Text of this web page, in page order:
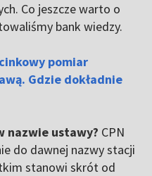
Co jeszcze warto o
bank wiedzy.
pomiar
Gdzie dokładnie
nazwie ustawy? CPN
do dawnej nazwy stacji
stanowi skrót od